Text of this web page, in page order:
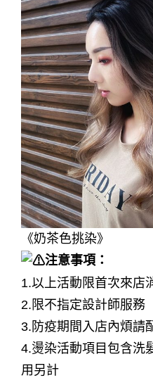
《奶茶色挑染》
注意事項：
1.以上活動限首次來店
2.限不指定設計師服務
3.防疫期間入店內煩請
4.燙染活動項目包含洗
用另計